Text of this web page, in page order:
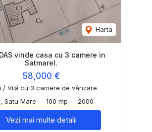
Harta
vinde casa cu 3 camere in
Satmarel.
58,000 €
/ Vilă cu 3 camere de vânzare
Satu Mare
100 mp 2000
Vezi mai multe detalii